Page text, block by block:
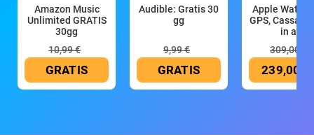
Amazon Music
Unlimited GRATIS
30gg
10,99 €
GRATIS
Audible: Gratis 30
gg
9,99 €
GRATIS
Apple Watch
GPS, Cassa
in all
309,00 €
239,00 €